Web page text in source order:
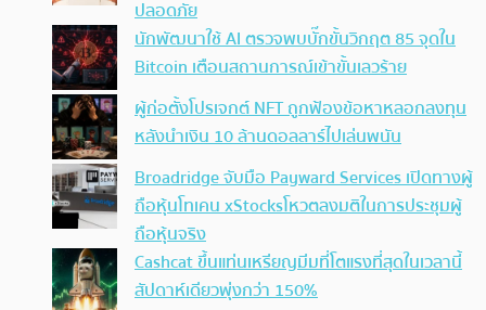
ปลอดภัย
นักพัฒนาใช้ AI ตรวจพบบั๊กขั้นวิกฤต 85 จุดใน
Bitcoin เตือนสถานการณ์เข้าขั้นเลวร้าย
ผู้ก่อตั้งโปรเจกต์ NFT ถูกฟ้องข้อหาหลอกลงทุน
หลังนำเงิน 10 ล้านดอลลาร์ไปเล่นพนัน
Broadridge จับมือ Payward Services เปิดทางผู้
ถือหุ้นโทเคน xStocksโหวตลงมติในการประชุมผู้
ถือหุ้นจริง
Cashcat ขึ้นแท่นเหรียญมีมที่โตแรงที่สุดในเวลานี้
สัปดาห์เดียวพุ่งกว่า 150%